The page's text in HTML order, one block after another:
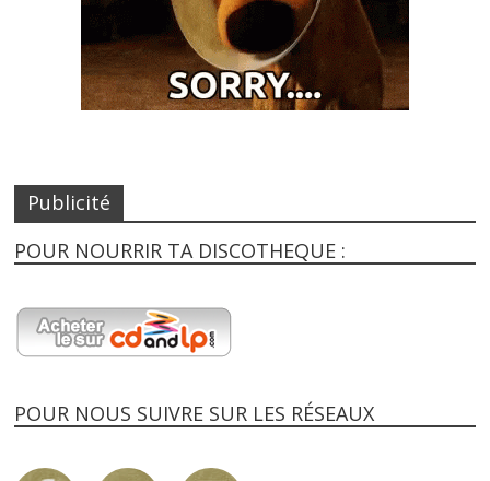
Publicité
POUR NOURRIR TA DISCOTHEQUE :
POUR NOUS SUIVRE SUR LES RÉSEAUX